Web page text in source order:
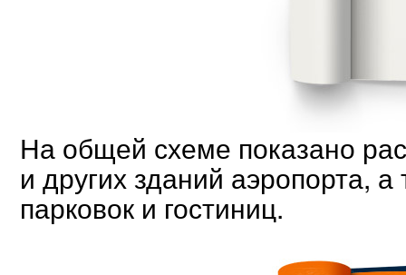
На общей схеме показано
и других зданий аэропорта,
парковок и гостиниц.